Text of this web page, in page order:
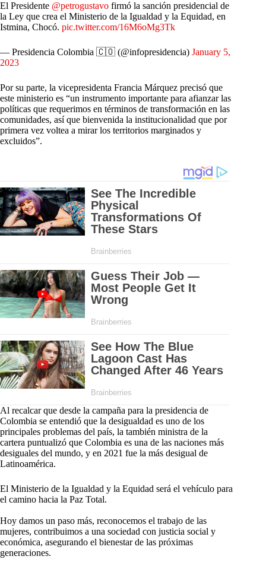
El Presidente @petrogustavo firmó la sanción presidencial de
la Ley que crea el Ministerio de la Igualdad y la Equidad, en
Istmina, Chocó. pic.twitter.com/16M6oMg3Tk
— Presidencia Colombia 🇨🇴 (@infopresidencia) January 5,
2023
Por su parte, la vicepresidenta Francia Márquez precisó que
este ministerio es “un instrumento importante para afianzar las
políticas que requerimos en términos de transformación en las
comunidades, así que bienvenida la institucionalidad que por
primera vez voltea a mirar los territorios marginados y
excluidos”.
Al recalcar que desde la campaña para la presidencia de
Colombia se entendió que la desigualdad es uno de los
principales problemas del país, la también ministra de la
cartera puntualizó que Colombia es una de las naciones más
desiguales del mundo, y en 2021 fue la más desigual de
Latinoamérica.
El Ministerio de la Igualdad y la Equidad será el vehículo para
el camino hacia la Paz Total.
Hoy damos un paso más, reconocemos el trabajo de las
mujeres, contribuimos a una sociedad con justicia social y
económica, asegurando el bienestar de las próximas
generaciones.